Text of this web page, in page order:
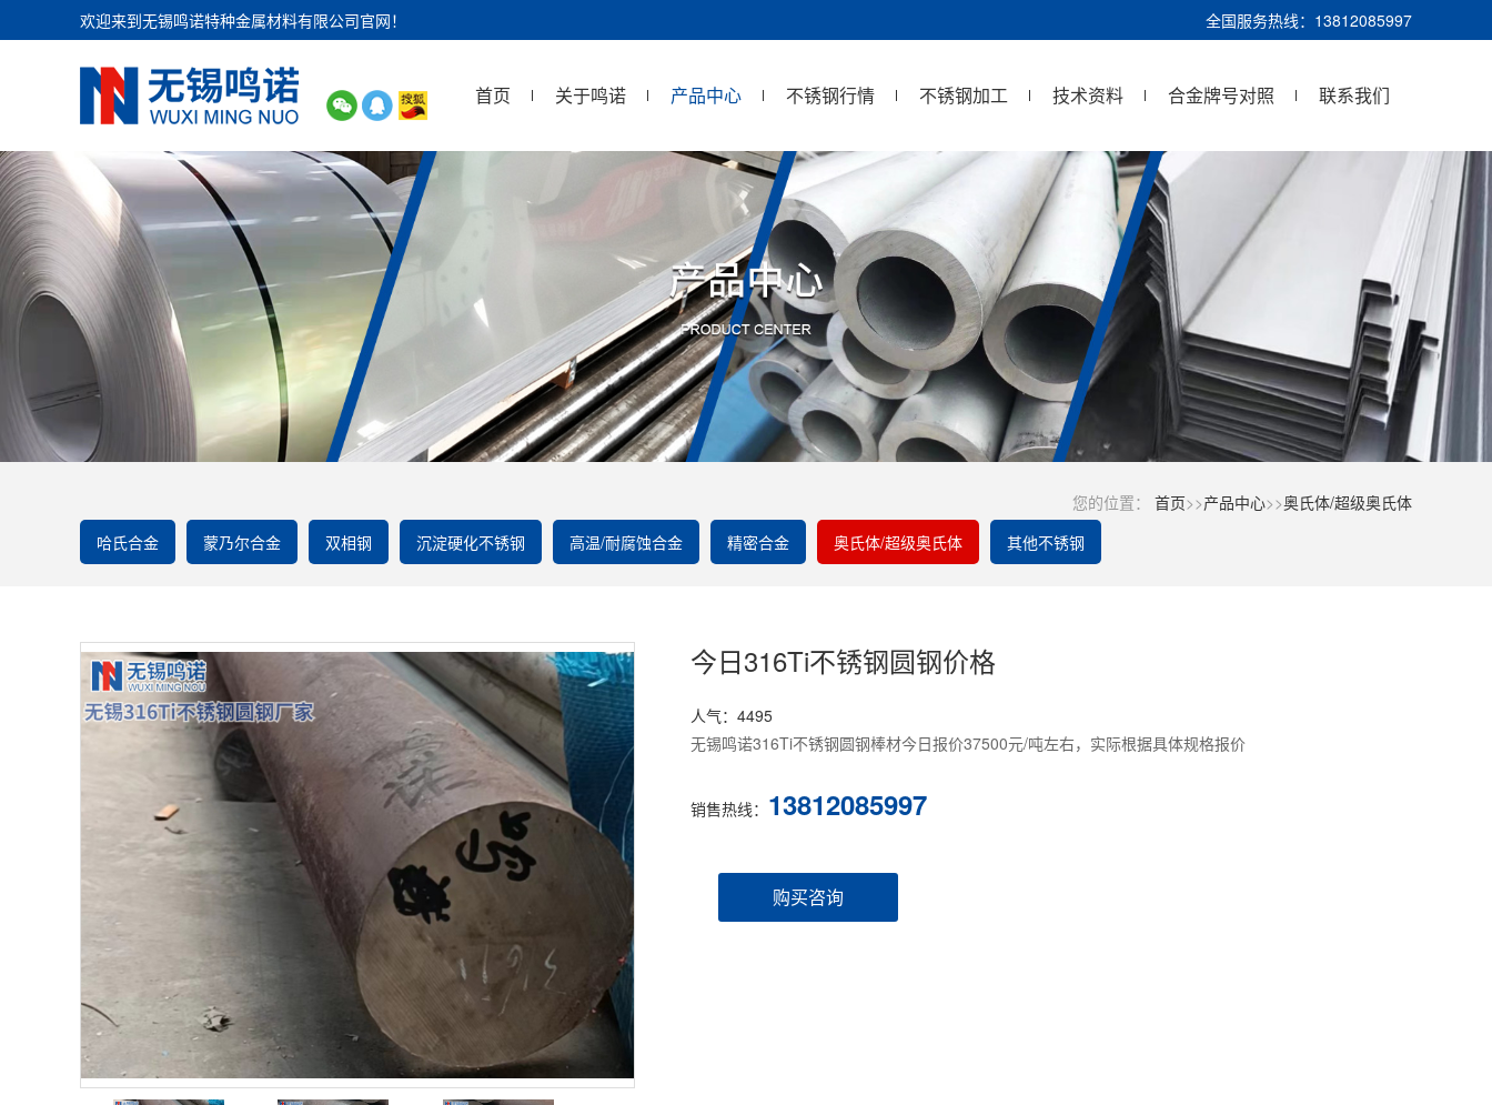
全国服务热线：13812085997
欢迎来到无锡鸣诺特种金属材料有限公司官网！
首页 关于鸣诺 产品中心 不锈钢行情 不锈钢加工 技术资料 合金牌号对照 联系我们
您的位置： 首页>>产品中心>>奥氏体/超级奥氏体
哈氏合金
蒙乃尔合金 双相钢 沉淀硬化不锈钢 高温/耐腐蚀合金 精密合金 奥氏体/超级奥氏体 其他不锈钢
今日316Ti不锈钢圆钢价格
人气：4495
无锡鸣诺316Ti不锈钢圆钢棒材今日报价37500元/吨左右，实际根据具体规格报价
销售热线： 13812085997
购买咨询